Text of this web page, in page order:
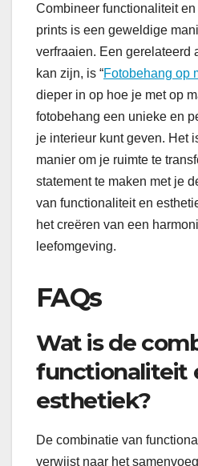
Combineer functionaliteit
prints is een geweldige
verfraaien. Een gerelateerd
kan zijn, is “Fotobehang op
dieper in op hoe je met op
fotobehang een unieke en
je interieur kunt geven. Het
manier om je ruimte te
statement te maken met je
van functionaliteit en
het creëren van een
leefomgeving.
FAQs
Wat is de
functionaliteit
esthetiek?
De combinatie van
verwijst naar het